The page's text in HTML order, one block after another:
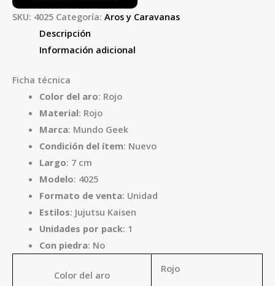
SKU: 4025 Categoría: Aros y Caravanas
Descripción
Información adicional
Ficha técnica
Color del aro: Rojo
Material: Rojo
Marca: Mundo Geek
Condición del ítem: Nuevo
Largo: 7 cm
Modelo: 4025
Formato de venta: Unidad
Estilos: Jujutsu Kaisen
Unidades por pack: 1
Con piedra: No
Color del aro
Rojo